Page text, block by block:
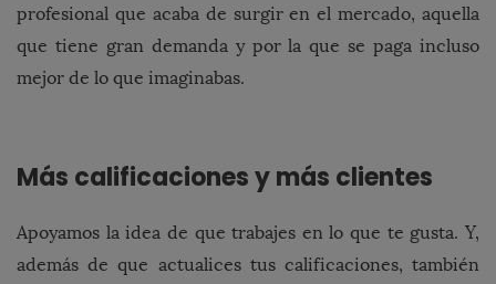
profesional que acaba de surgir en el mercado, aquella
que tiene gran demanda y por la que se paga incluso
mejor de lo que imaginabas.
Más calificaciones y más clientes
Apoyamos la idea de que trabajes en lo que te gusta. Y,
además de que actualices tus calificaciones, también